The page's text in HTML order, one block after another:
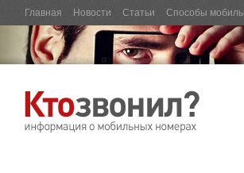
Главная Новости Статьи Способы